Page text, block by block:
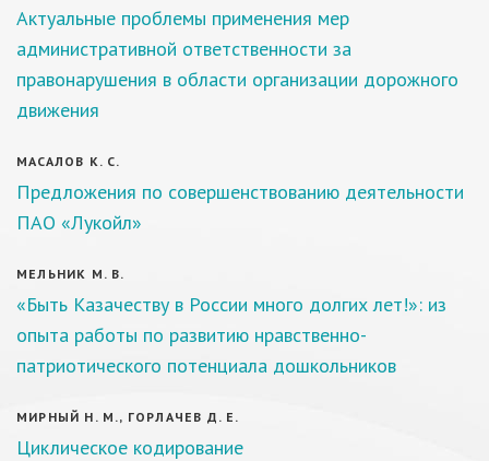
Актуальные проблемы применения мер
административной ответственности за
правонарушения в области организации дорожного
движения
МАСАЛОВ К. С.
Предложения по совершенствованию деятельности
ПАО «Лукойл»
МЕЛЬНИК М. В.
«Быть Казачеству в России много долгих лет!»: из
опыта работы по развитию нравственно-
патриотического потенциала дошкольников
МИРНЫЙ Н. М., ГОРЛАЧЕВ Д. Е.
Циклическое кодирование